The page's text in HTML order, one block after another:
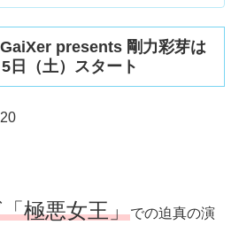
presents 剛力彩芽は
（土）スタート
極悪女王」での迫真の演